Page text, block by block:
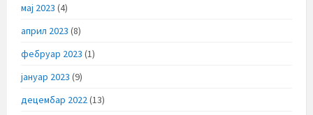
мај 2023 (4)
април 2023 (8)
фебруар 2023 (1)
јануар 2023 (9)
децембар 2022(13)